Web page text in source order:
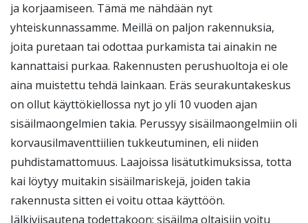
ja korjaamiseen. Tämä me nähdään nyt
yhteiskunnassamme. Meillä on paljon rakennuksia,
joita puretaan tai odottaa purkamista tai ainakin ne
kannattaisi purkaa. Rakennusten perushuoltoja ei ole
aina muistettu tehdä lainkaan. Eräs seurakuntakeskus
on ollut käyttökiellossa nyt jo yli 10 vuoden ajan
sisäilmaongelmien takia. Perussyy sisäilmaongelmiin oli
korvausilmaventtiilien tukkeutuminen, eli niiden
puhdistamattomuus. Laajoissa lisätutkimuksissa, totta
kai löytyy muitakin sisäilmariskejä, joiden takia
rakennusta sitten ei voitu ottaa käyttöön.
Jälkiviisautena todettakoon: sisäilma oltaisiin voitu